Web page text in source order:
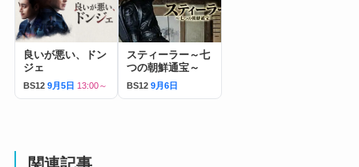
良いが悪い、ドン
ジェ
BS12 9月5日 13:00～
スティーラー～七
つの朝鮮通宝～
BS12 9月6日